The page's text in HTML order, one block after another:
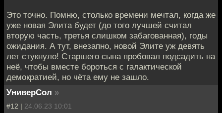
Это точно. Помню, столько времени мечтал, когда же
уже новая Элита будет (до того лучшей считал
вторую часть, третья слишком забагованная), годы
ожидания. А тут, внезапно, новой Элите уж девять
лет стукнуло! Старшего сына пробовал подсадить на
неё, чтобы вместе бороться с галактической
демократией, но чёта ему не зашло.
УниверСол »
#12 | 24.06.23 10:01